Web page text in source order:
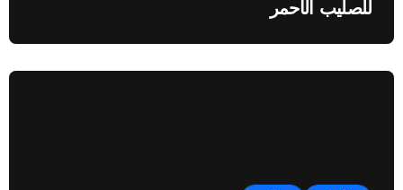
للصليب الأحمر